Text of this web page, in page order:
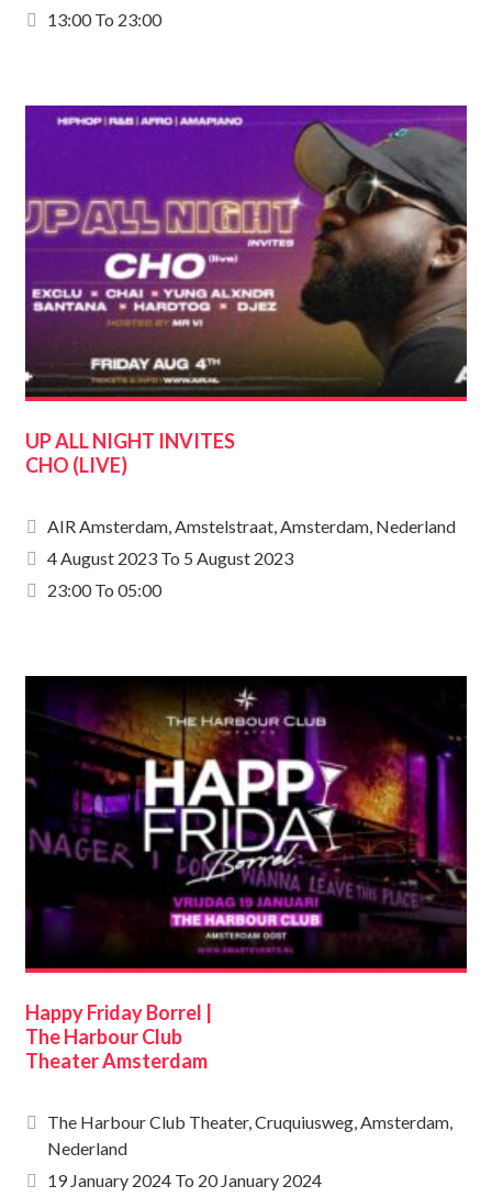
13:00 To 23:00
UP ALL NIGHT INVITES
CHO (LIVE)
AIR Amsterdam, Amstelstraat, Amsterdam, Nederland
4 August 2023 To 5 August 2023
23:00 To 05:00
Happy Friday Borrel |
The Harbour Club
Theater Amsterdam
The Harbour Club Theater, Cruquiusweg, Amsterdam,
Nederland
19 January 2024 To 20 January 2024